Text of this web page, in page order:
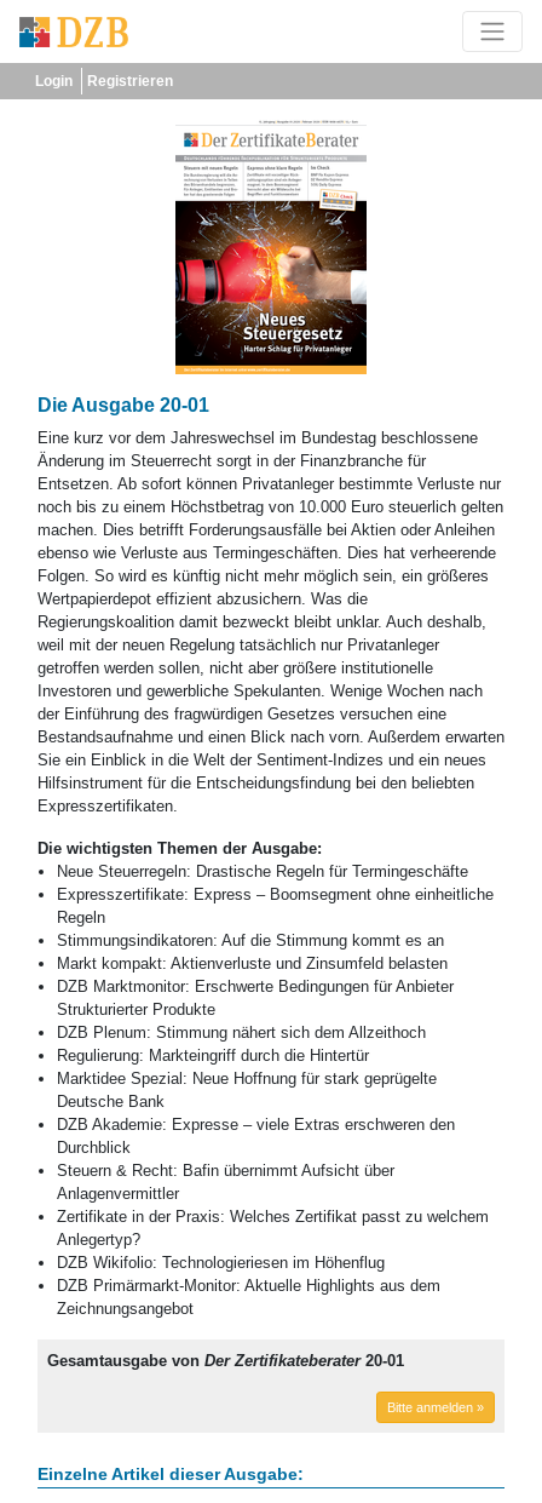
Login Registrieren
Die Ausgabe 20-01
Eine kurz vor dem Jahreswechsel im Bundestag beschlossene
Änderung im Steuerrecht sorgt in der Finanzbranche für
Entsetzen. Ab sofort können Privatanleger bestimmte Verluste nur
noch bis zu einem Höchstbetrag von 10.000 Euro steuerlich gelten
machen. Dies betrifft Forderungsausfälle bei Aktien oder Anleihen
ebenso wie Verluste aus Termingeschäften. Dies hat verheerende
Folgen. So wird es künftig nicht mehr möglich sein, ein größeres
Wertpapierdepot effizient abzusichern. Was die
Regierungskoalition damit bezweckt bleibt unklar. Auch deshalb,
weil mit der neuen Regelung tatsächlich nur Privatanleger
getroffen werden sollen, nicht aber größere institutionelle
Investoren und gewerbliche Spekulanten. Wenige Wochen nach
der Einführung des fragwürdigen Gesetzes versuchen eine
Bestandsaufnahme und einen Blick nach vorn. Außerdem erwarten
Sie ein Einblick in die Welt der Sentiment-Indizes und ein neues
Hilfsinstrument für die Entscheidungsfindung bei den beliebten
Expresszertifikaten.
Die wichtigsten Themen der Ausgabe:
Neue Steuerregeln: Drastische Regeln für Termingeschäfte
Expresszertifikate: Express – Boomsegment ohne einheitliche
Regeln
Stimmungsindikatoren: Auf die Stimmung kommt es an
Markt kompakt: Aktienverluste und Zinsumfeld belasten
DZB Marktmonitor: Erschwerte Bedingungen für Anbieter
Strukturierter Produkte
DZB Plenum: Stimmung nähert sich dem Allzeithoch
Regulierung: Markteingriff durch die Hintertür
Marktidee Spezial: Neue Hoffnung für stark geprügelte
Deutsche Bank
DZB Akademie: Expresse – viele Extras erschweren den
Durchblick
Steuern & Recht: Bafin übernimmt Aufsicht über
Anlagenvermittler
Zertifikate in der Praxis: Welches Zertifikat passt zu welchem
Anlegertyp?
DZB Wikifolio: Technologieriesen im Höhenflug
DZB Primärmarkt-Monitor: Aktuelle Highlights aus dem
Zeichnungsangebot
Gesamtausgabe von Der Zertifikateberater20-01
Bitte anmelden »
Einzelne Artikel dieser Ausgabe: